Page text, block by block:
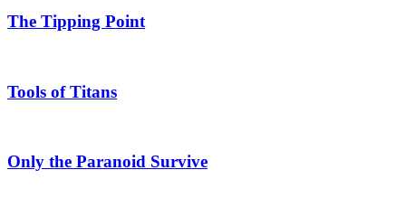
The Tipping Point
Tools of Titans
Only the Paranoid Survive